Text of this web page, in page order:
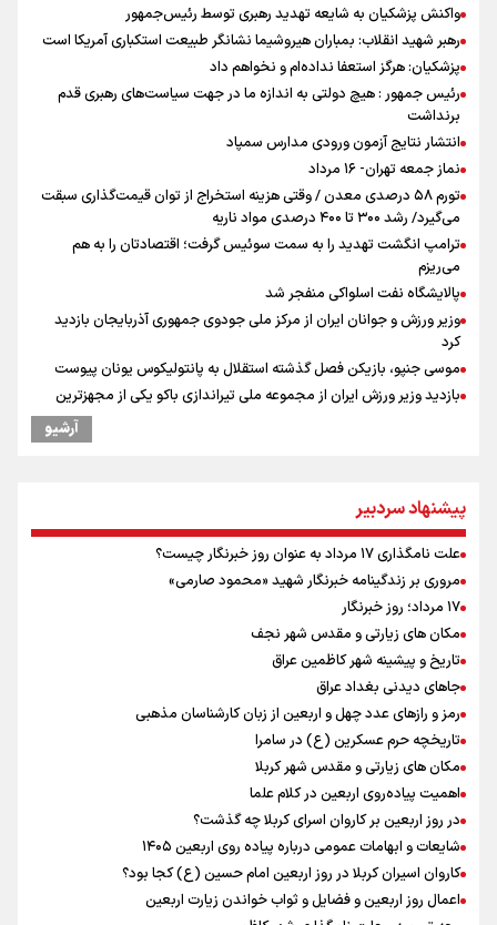
واکنش پزشکیان به شایعه تهدید رهبری توسط رئیس‌جمهور
رهبر شهید انقلاب: بمباران هیروشیما نشانگر طبیعت استکباری آمریکا است
پزشکیان: هرگز استعفا نداده‌ام و نخواهم داد
رئیس جمهور : هیچ دولتی به اندازه ما در جهت سیاست‌های رهبری قدم
برنداشت
انتشار نتایج آزمون ورودی مدارس سمپاد
نماز جمعه تهران- ۱۶ مرداد
تورم ۵۸ درصدی معدن / وقتی هزینه استخراج از توان قیمت‌گذاری سبقت
می‌گیرد/ رشد ۳۰۰ تا ۴۰۰ درصدی مواد ناریه
ترامپ انگشت تهدید را به سمت سوئیس گرفت؛ اقتصادتان را به هم
می‌ریزم
پالایشگاه نفت اسلواکی منفجر شد
وزیر ورزش و جوانان ایران از مرکز ملی جودوی جمهوری آذربایجان بازدید
کرد
موسی جنپو، بازیکن فصل گذشته استقلال به پانتولیکوس یونان پیوست
بازدید وزیر ورزش ایران از مجموعه ملی تیراندازی باکو یکی از مجهزترین
پزشکیان: مذاکره به معنای تسلیم نیست/ دولت برای خدمت به مردم
خواهد ایستاد/ هیچ اختلافی میان دولت و نیروهای مسلح وجود ندارد
خبر سخنگوی کمیسیون امنیت از توافق در چارچوب کلی مذاکرات ایران و
عمان بر سر تنگه هرمز
خطیب جمعه تهران: دشمن شکست مفتضحانه خورده و به التماس افتاده،
ادبیات باخت را هم بلد نیست
مهم
آرشیو
پیشنهاد سردبیر
علت نامگذاری ۱۷ مرداد به عنوان روز خبرنگار چیست؟
مروری بر زندگینامه خبرنگار شهید «محمود صارمی»
۱۷ مرداد؛ روز خبرنگار
مکان های زیارتی و مقدس شهر نجف
تاریخ و پیشینه شهر کاظمین عراق
جاهای دیدنی بغداد عراق
رمز و رازهای عدد چهل و اربعین از زبان کارشناسان مذهبی
تاریخچه حرم عسکرین (ع) در سامرا
مکان های زیارتی و مقدس شهر کربلا
اهمیت پیاده‌روی اربعین در کلام علما
در روز اربعین بر کاروان اسرای کربلا چه گذشت؟
شایعات و ابهامات عمومی درباره پیاده روی اربعین ۱۴۰۵
کاروان اسیران کربلا در روز اربعین امام حسین (ع) کجا بود؟
اعمال روز اربعین و فضایل و ثواب خواندن زیارت اربعین